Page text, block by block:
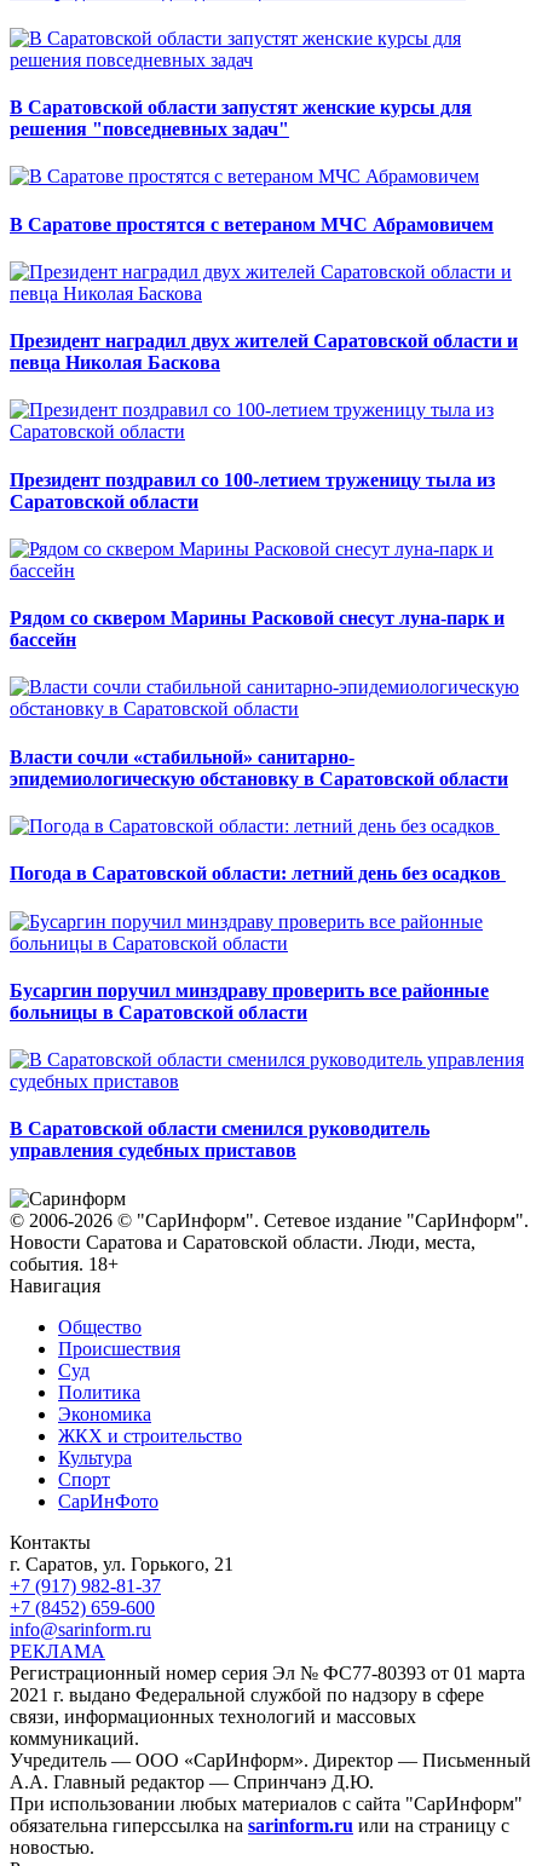
В Саратовской области запустят женские курсы для
решения "повседневных задач"
В Саратове простятся с ветераном МЧС Абрамовичем
Президент наградил двух жителей Саратовской области и
певца Николая Баскова
Президент поздравил со 100-летием труженицу тыла из
Саратовской области
Рядом со сквером Марины Расковой снесут луна-парк и
бассейн
Власти сочли «стабильной» санитарно-
эпидемиологическую обстановку в Саратовской области
Погода в Саратовской области: летний день без осадков
Бусаргин поручил минздраву проверить все районные
больницы в Саратовской области
В Саратовской области сменился руководитель
управления судебных приставов
© 2006-2026 © "СарИнформ". Сетевое издание "СарИнформ".
Новости Саратова и Саратовской области. Люди, места,
события. 18+
Навигация
Общество
Происшествия
Суд
Политика
Экономика
ЖКХ и строительство
Культура
Спорт
СарИнФото
Контакты
г. Саратов, ул. Горького, 21
+7 (917) 982-81-37
+7 (8452) 659-600
info@sarinform.ru
РЕКЛАМА
Регистрационный номер серия Эл № ФС77-80393 от 01 марта
2021 г. выдано Федеральной службой по надзору в сфере
связи, информационных технологий и массовых
коммуникаций.
Учредитель — ООО «СарИнформ». Директор — Письменный
А.А. Главный редактор — Спринчанэ Д.Ю.
При использовании любых материалов с сайта "СарИнформ"
обязательна гиперссылка на sarinform.ru или на страницу с
новостью.